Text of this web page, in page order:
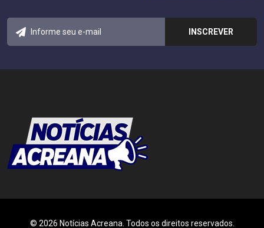
© 2026 Notícias Acreana. Todos os direitos reservados.